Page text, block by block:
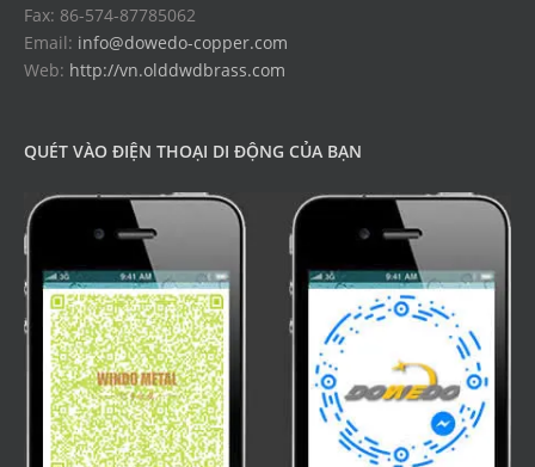
Fax: 86-574-87785062
Email: info@dowedo-copper.com
Web: http://vn.olddwdbrass.com
QUÉT VÀO ĐIỆN THOẠI DI ĐỘNG CỦA BẠN